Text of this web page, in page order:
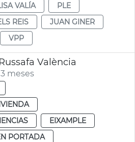
VALÍA
PLE
REIS
JUAN GINER
VPP
València
meses
EIXAMPLE
PORTADA